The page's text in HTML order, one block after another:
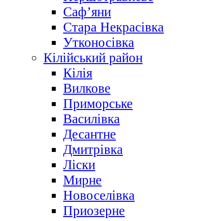
Саф’яни
Стара Некрасівка
Утконосівка
Кілійський район
Кілія
Вилкове
Приморське
Василівка
Десантне
Дмитрівка
Ліски
Мирне
Новоселівка
Приозерне